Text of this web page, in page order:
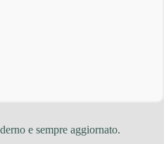
e sempre aggiornato.